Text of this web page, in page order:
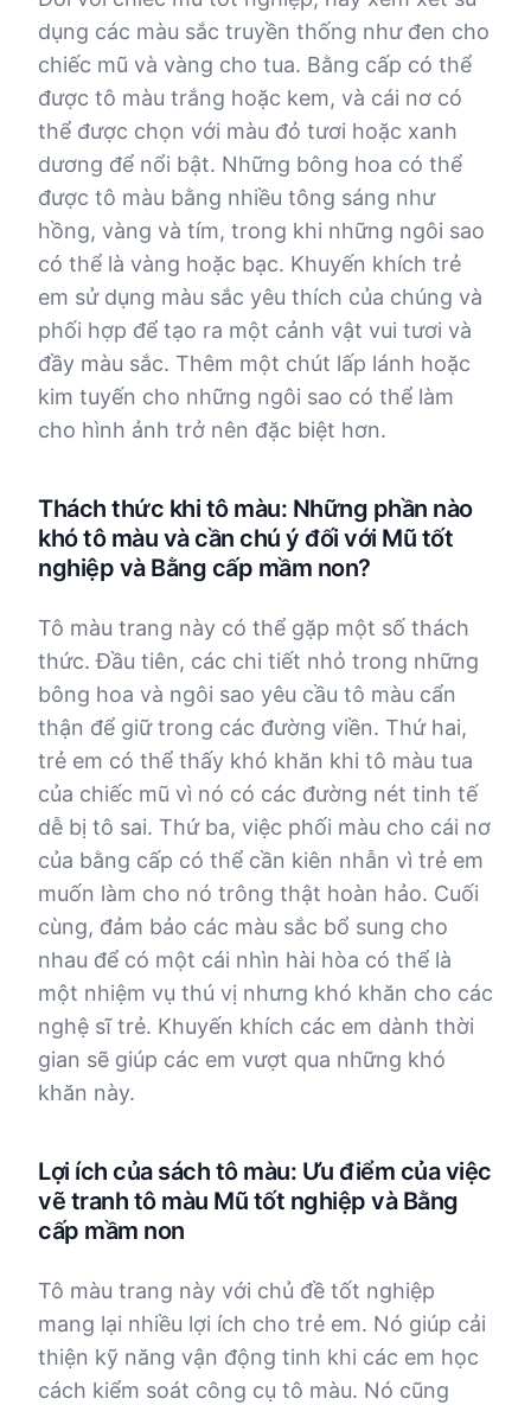
dụng các màu sắc truyền thống như đen cho
chiếc mũ và vàng cho tua. Bằng cấp có thể
được tô màu trắng hoặc kem, và cái nơ có
thể được chọn với màu đỏ tươi hoặc xanh
dương để nổi bật. Những bông hoa có thể
được tô màu bằng nhiều tông sáng như
hồng, vàng và tím, trong khi những ngôi sao
có thể là vàng hoặc bạc. Khuyến khích trẻ
em sử dụng màu sắc yêu thích của chúng và
phối hợp để tạo ra một cảnh vật vui tươi và
đầy màu sắc. Thêm một chút lấp lánh hoặc
kim tuyến cho những ngôi sao có thể làm
cho hình ảnh trở nên đặc biệt hơn.
Thách thức khi tô màu: Những phần nào
khó tô màu và cần chú ý đối với Mũ tốt
nghiệp và Bằng cấp mầm non?
Tô màu trang này có thể gặp một số thách
thức. Đầu tiên, các chi tiết nhỏ trong những
bông hoa và ngôi sao yêu cầu tô màu cẩn
thận để giữ trong các đường viền. Thứ hai,
trẻ em có thể thấy khó khăn khi tô màu tua
của chiếc mũ vì nó có các đường nét tinh tế
dễ bị tô sai. Thứ ba, việc phối màu cho cái nơ
của bằng cấp có thể cần kiên nhẫn vì trẻ em
muốn làm cho nó trông thật hoàn hảo. Cuối
cùng, đảm bảo các màu sắc bổ sung cho
nhau để có một cái nhìn hài hòa có thể là
một nhiệm vụ thú vị nhưng khó khăn cho các
nghệ sĩ trẻ. Khuyến khích các em dành thời
gian sẽ giúp các em vượt qua những khó
khăn này.
Lợi ích của sách tô màu: Ưu điểm của việc
vẽ tranh tô màu Mũ tốt nghiệp và Bằng
cấp mầm non
Tô màu trang này với chủ đề tốt nghiệp
mang lại nhiều lợi ích cho trẻ em. Nó giúp cải
thiện kỹ năng vận động tinh khi các em học
cách kiểm soát công cụ tô màu. Nó cũng